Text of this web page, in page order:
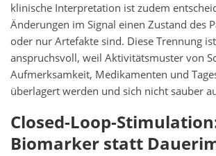
klinische Interpretation ist zudem
Änderungen im Signal einen Zustand des
oder nur Artefakte sind. Diese Trennung
anspruchsvoll, weil Aktivitätsmuster von
Aufmerksamkeit, Medikamenten und
überlagert werden und sich nicht sauber
Closed-Loop-
Biomarker statt